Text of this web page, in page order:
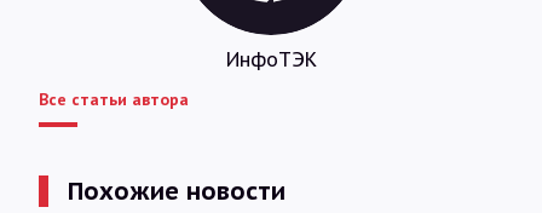
ИнфоТЭК
Все статьи автора
Похожие новости